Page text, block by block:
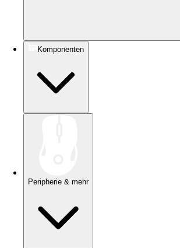
Komponenten
Peripherie & mehr